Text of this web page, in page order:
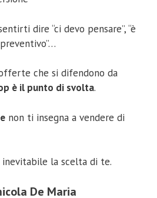
dire “ci devo pensare”, “è
che si difendono da
è il punto di svolta.
non ti insegna a vendere di
inevitabile la scelta di te.
De Maria